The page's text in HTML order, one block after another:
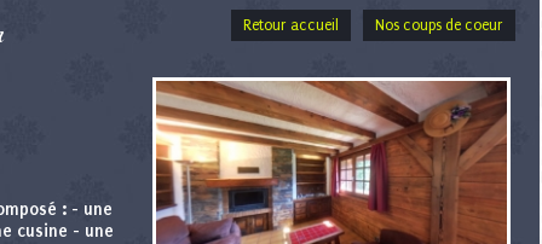
Retour accueil Nos coups de coeur
: - une
cusine - une